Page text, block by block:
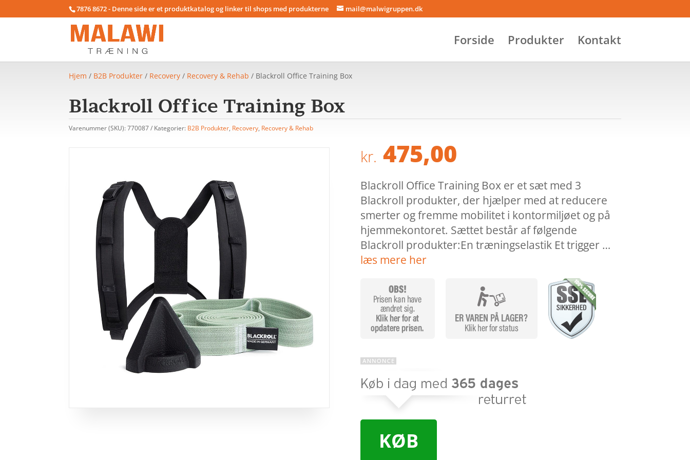
7876 8672 - Denne side er et produktkatalog og linker til shops med produkterne mail@malwigruppen.dk
Forside Produkter Kontakt
Hjem / B2B Produkter / Recovery / Recovery & Rehab / Blackroll Office Training Box
Blackroll Office Training Box
Varenummer (SKU):770087 Kategorier: B2B Produkter, Recovery, Recovery & Rehab
kr. 475,00
Blackroll Office Training Box er et sæt med 3
Blackroll produkter, der hjælper med at reducere
smerter og fremme mobilitet i kontormiljøet og på
hjemmekontoret. Sættet består af følgende
Blackroll produkter:En træningselastik Et trigger …
læs mere her
KØB